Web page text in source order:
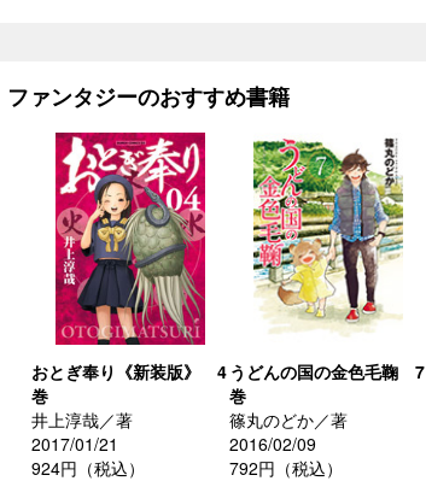
ファンタジーのおすすめ書籍
おとぎ奉り《新装版》 4
巻
井上淳哉／著
2017/01/21
924円（税込）
うどんの国の金色毛鞠 7
巻
篠丸のどか／著
2016/02/09
792円（税込）